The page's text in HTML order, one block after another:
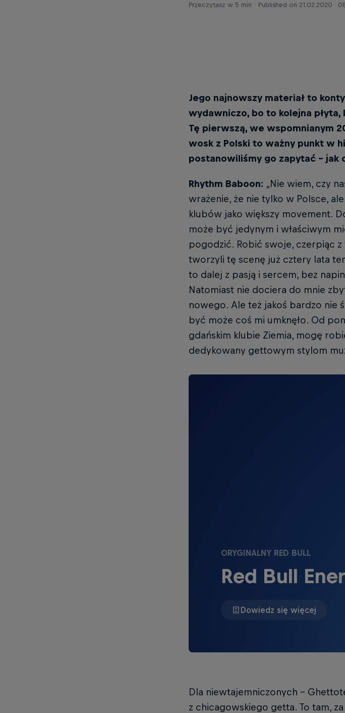
Przeczytasz w 5 min
Published on 21.02.2020 ·
Jego najnowszy materiał to
wydawniczo, bo to kolejna płyta,
Tę pierwszą, we wspomnianym
wosk z Polski to ważny punkt w
postanowiliśmy go zapytać – jak
Rhythm Baboon: „Nie wiem, czy
wrażenie, że nie tylko w Polsce,
klubów jako większy movement.
może być jedynym i właściwym
pogodzić. Robić swoje, czerpiąc
tworzyli tę scenę już cztery lata
to dalej z pasją i sercem, bez
Natomiast nie dociera do mnie
nowego. Ale też jakoś bardzo nie
być może coś mi umknęło. Od
gdańskim klubie Ziemia, mogę
dedykowany gettowym stylom
ORYGINALNY RED BULL
Red Bull
Dowiedz się więcej
Dla niewtajemniczonych –
z chicagowskiego getta. To tam,